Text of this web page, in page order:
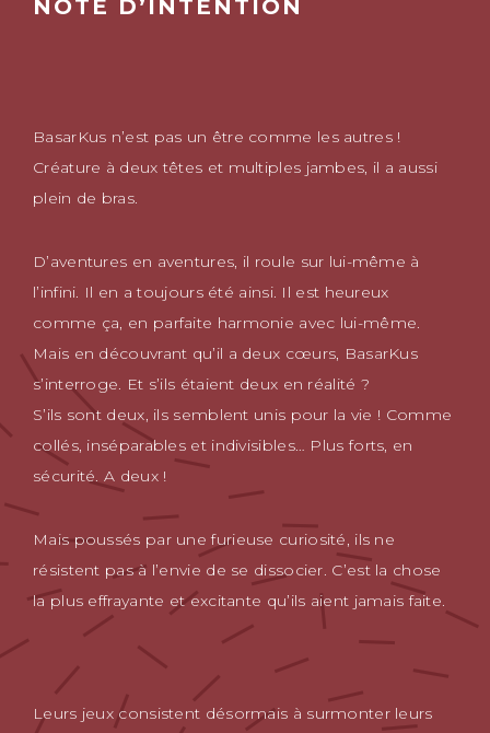
NOTE D’INTENTION
BasarKus n’est pas un être comme les autres !
Créature à deux têtes et multiples jambes, il a aussi
plein de bras.
D’aventures en aventures, il roule sur lui-même à
l’infini. Il en a toujours été ainsi. Il est heureux
comme ça, en parfaite harmonie avec lui-même.
Mais en découvrant qu’il a deux cœurs, BasarKus
s’interroge. Et s’ils étaient deux en réalité ?
S’ils sont deux, ils semblent unis pour la vie ! Comme
collés, inséparables et indivisibles… Plus forts, en
sécurité. A deux !
Mais poussés par une furieuse curiosité, ils ne
résistent pas à l’envie de se dissocier. C’est la chose
la plus effrayante et excitante qu’ils aient jamais faite.
Leurs jeux consistent désormais à surmonter leurs